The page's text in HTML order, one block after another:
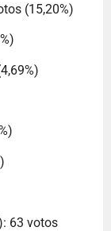
(15,20%)
63 votos